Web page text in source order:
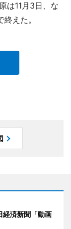
は11月3日、な
えた。
済新聞「動画